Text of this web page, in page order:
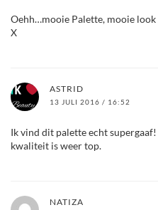
Oehh…mooie Palette, mooie
X
ASTRID
13 JULI 2016 / 16:52
Ik vind dit palette echt
kwaliteit is weer top.
NATIZA